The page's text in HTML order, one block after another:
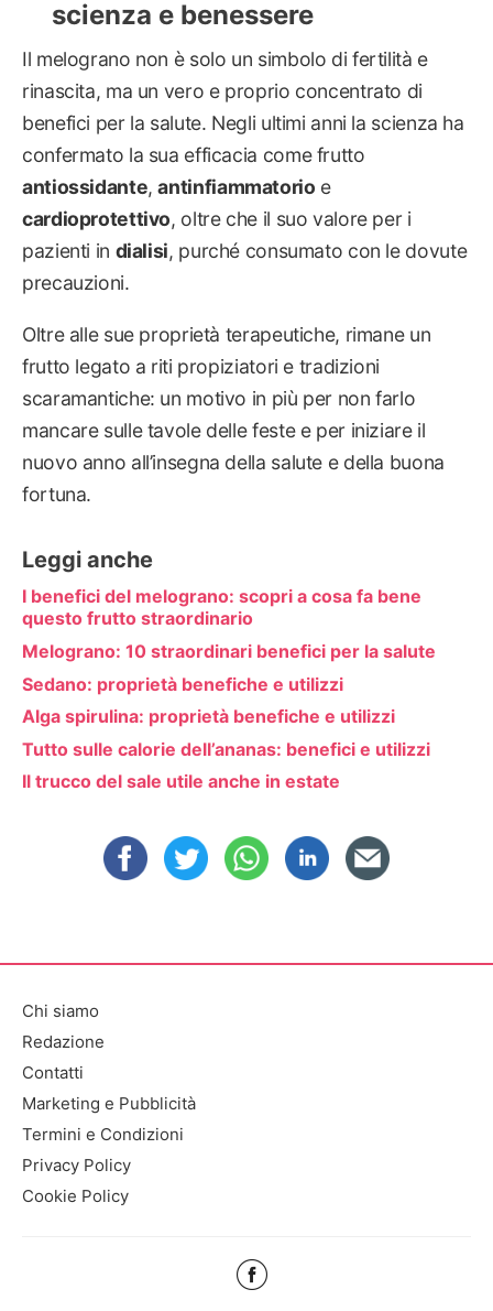
scienza e benessere
Il melograno non è solo un simbolo di fertilità e
rinascita, ma un vero e proprio concentrato di
benefici per la salute. Negli ultimi anni la scienza ha
confermato la sua efficacia come frutto
antiossidante,antinfiammatorio e
cardioprotettivo, oltre che il suo valore per i
pazienti in dialisi, purché consumato con le dovute
precauzioni.
Oltre alle sue proprietà terapeutiche, rimane un
frutto legato a riti propiziatori e tradizioni
scaramantiche: un motivo in più per non farlo
mancare sulle tavole delle feste e per iniziare il
nuovo anno all’insegna della salute e della buona
fortuna.
Leggi anche
I benefici del melograno: scopri a cosa fa bene
questo frutto straordinario
Melograno: 10 straordinari benefici per la salute
Sedano: proprietà benefiche e utilizzi
Alga spirulina: proprietà benefiche e utilizzi
Tutto sulle calorie dell’ananas: benefici e utilizzi
Il trucco del sale utile anche in estate
Chi siamo
Redazione
Contatti
Marketing e Pubblicità
Termini e Condizioni
Privacy Policy
Cookie Policy